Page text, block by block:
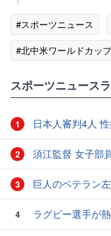
#スポーツニュース
#北中米ワールドカップ
スポーツニュース
1 日本人審判4人
2 須江監督 女子部
3 巨人のベテラン
4 ラグビー選手が